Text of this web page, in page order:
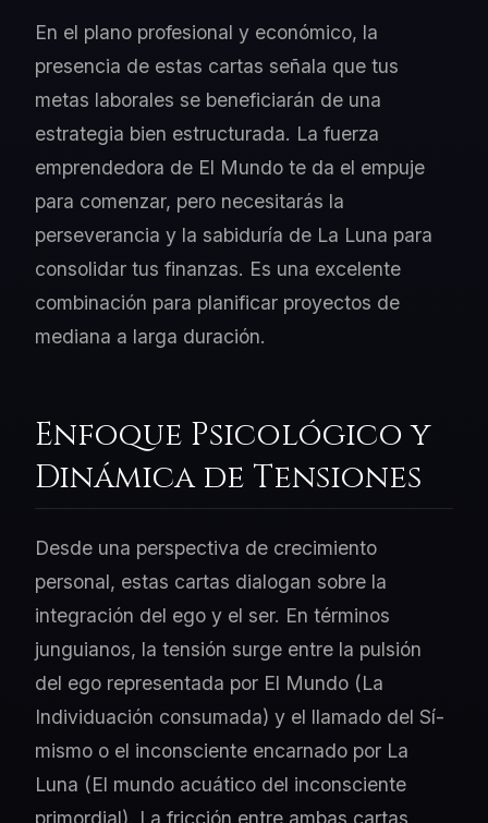
En el plano profesional y económico, la
presencia de estas cartas señala que tus
metas laborales se beneficiarán de una
estrategia bien estructurada. La fuerza
emprendedora de El Mundo te da el empuje
para comenzar, pero necesitarás la
perseverancia y la sabiduría de La Luna para
consolidar tus finanzas. Es una excelente
combinación para planificar proyectos de
mediana a larga duración.
Enfoque Psicológico y
Dinámica de Tensiones
Desde una perspectiva de crecimiento
personal, estas cartas dialogan sobre la
integración del ego y el ser. En términos
junguianos, la tensión surge entre la pulsión
del ego representada por El Mundo (La
Individuación consumada) y el llamado del Sí-
mismo o el inconsciente encarnado por La
Luna (El mundo acuático del inconsciente